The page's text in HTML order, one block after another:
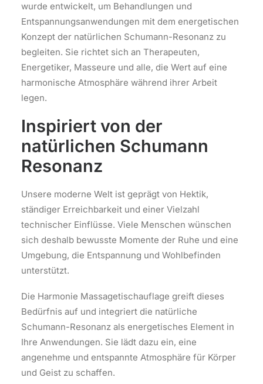
wurde entwickelt, um Behandlungen und
Entspannungsanwendungen mit dem energetischen
Konzept der natürlichen Schumann-Resonanz zu
begleiten. Sie richtet sich an Therapeuten,
Energetiker, Masseure und alle, die Wert auf eine
harmonische Atmosphäre während ihrer Arbeit
legen.
Inspiriert von der
natürlichen Schumann
Resonanz
Unsere moderne Welt ist geprägt von Hektik,
ständiger Erreichbarkeit und einer Vielzahl
technischer Einflüsse. Viele Menschen wünschen
sich deshalb bewusste Momente der Ruhe und eine
Umgebung, die Entspannung und Wohlbefinden
unterstützt.
Die Harmonie Massagetischauflage greift dieses
Bedürfnis auf und integriert die natürliche
Schumann-Resonanz als energetisches Element in
Ihre Anwendungen. Sie lädt dazu ein, eine
angenehme und entspannte Atmosphäre für Körper
und Geist zu schaffen.